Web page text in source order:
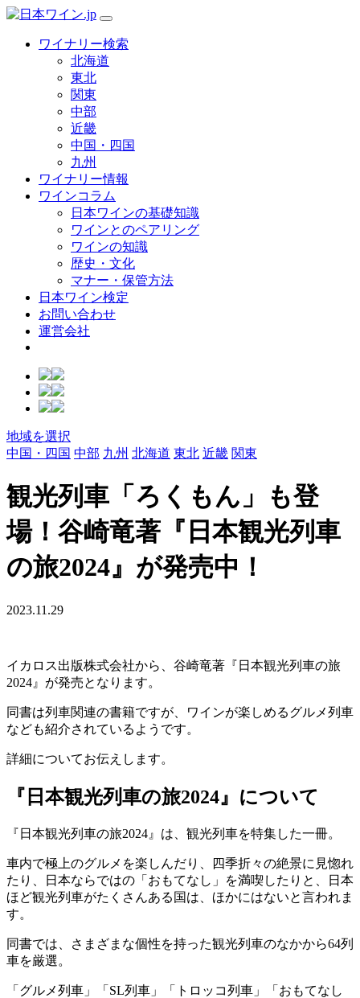
ワイナリー検索
北海道
東北
関東
中部
近畿
中国・四国
九州
ワイナリー情報
ワインコラム
日本ワインの基礎知識
ワインとのペアリング
ワインの知識
歴史・文化
マナー・保管方法
日本ワイン検定
お問い合わせ
運営会社
地域を選択
中国・四国 中部 九州 北海道 東北 近畿 関東
観光列車「ろくもん」も登
場！谷崎竜著『日本観光列車
の旅2024』が発売中！
2023.11.29
イカロス出版株式会社から、谷崎竜著『日本観光列車の旅
2024』が発売となります。
同書は列車関連の書籍ですが、ワインが楽しめるグルメ列車
なども紹介されているようです。
詳細についてお伝えします。
『日本観光列車の旅2024』について
『日本観光列車の旅2024』は、観光列車を特集した一冊。
車内で極上のグルメを楽しんだり、四季折々の絶景に見惚れ
たり、日本ならではの「おもてなし」を満喫したりと、日本
ほど観光列車がたくさんある国は、ほかにはないと言われま
す。
同書では、さまざまな個性を持った観光列車のなかから64列
車を厳選。
「グルメ列車」「SL列車」「トロッコ列車」「おもてなし